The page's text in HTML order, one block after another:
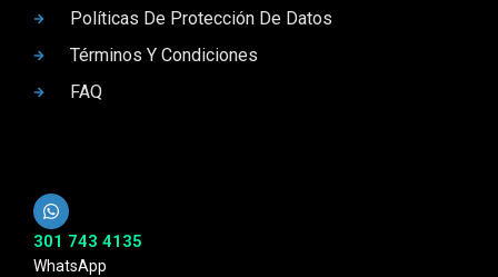
Políticas De Protección De Datos
Términos Y Condiciones
FAQ
301 743 4135
WhatsApp